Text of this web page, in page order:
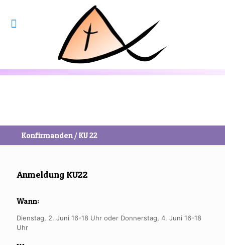
Konfirmanden / KU 22
Anmeldung KU22
Wann:
Dienstag, 2. Juni 16-18 Uhr oder Donnerstag, 4. Juni 16-18
Uhr